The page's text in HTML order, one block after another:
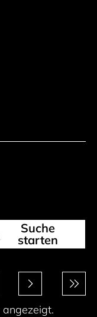
Suche
starten